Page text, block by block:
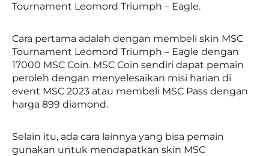
Tournament Leomord Triumph – Eagle.
Cara pertama adalah dengan membeli skin MSC
Tournament Leomord Triumph – Eagle dengan
17000 MSC Coin. MSC Coin sendiri dapat pemain
peroleh dengan menyelesaikan misi harian di
event MSC 2023 atau membeli MSC Pass dengan
harga 899 diamond.
Selain itu, ada cara lainnya yang bisa pemain
gunakan untuk mendapatkan skin MSC